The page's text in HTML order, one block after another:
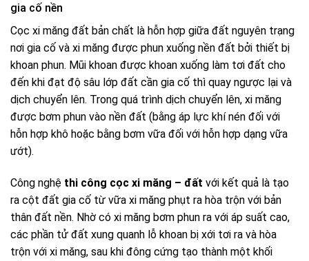
gia cố nền
Cọc xi măng đất bản chất là hỗn hợp giữa đất nguyên trạng
nơi gia cố và xi măng được phun xuống nền đất bởi thiết bị
khoan phun. Mũi khoan được khoan xuống làm tơi đất cho
đến khi đạt độ sâu lớp đất cần gia cố thì quay ngược lại và
dịch chuyển lên. Trong quá trình dịch chuyển lên, xi măng
được bơm phun vào nền đất (bằng áp lực khí nén đối với
hỗn hợp khô hoặc bằng bơm vữa đối với hỗn hợp dạng vữa
ướt).
Công nghệ thi công cọc xi măng – đất với kết quả là tạo
ra cột đất gia cố từ vữa xi măng phụt ra hòa trộn với bản
thân đất nền. Nhờ có xi măng bơm phun ra với áp suất cao,
các phần tử đất xung quanh lỗ khoan bị xới tơi ra và hòa
trộn với xi măng, sau khi đông cứng tạo thành một khối